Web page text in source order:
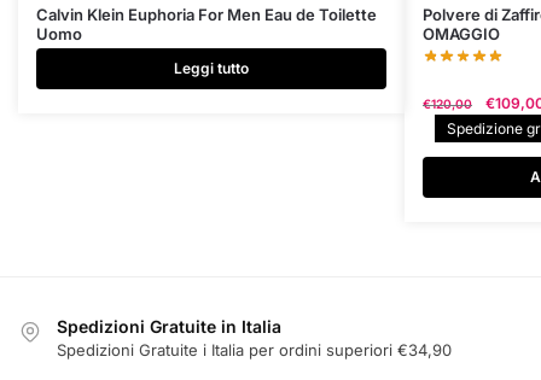
Calvin Klein Euphoria For Men Eau de Toilette
Uomo
Leggi tutto
Polvere di
OMAGGIO
€120,00
Il
prezzo
€
Spedizione
Spedizioni Gratuite in Italia
Spedizioni Gratuite i Italia per ordini superiori €34,90